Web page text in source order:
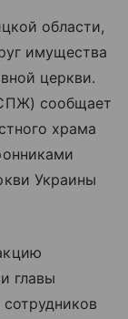
области,
имущества
церкви.
сообщает
храма
Украины
главы